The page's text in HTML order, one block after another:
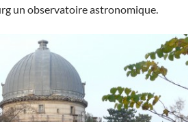
un observatoire astronomique.